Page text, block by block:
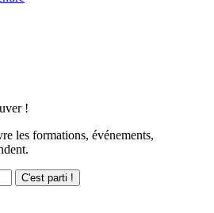
!
les formations, événements,
C'est parti !